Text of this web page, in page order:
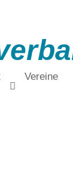
Vereine